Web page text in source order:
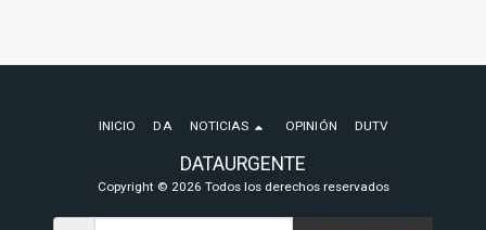
DATAURGENTE
Copyright © 2026 Todos los derechos reservados
INICIO DA NOTICIAS OPINIÓN DUTV